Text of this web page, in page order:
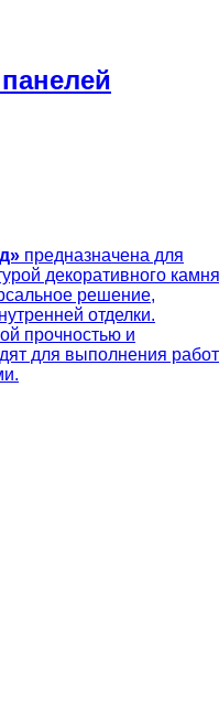
предназначена для
декоративного
решение,
отделки.
прочностью и
для выполнения работ